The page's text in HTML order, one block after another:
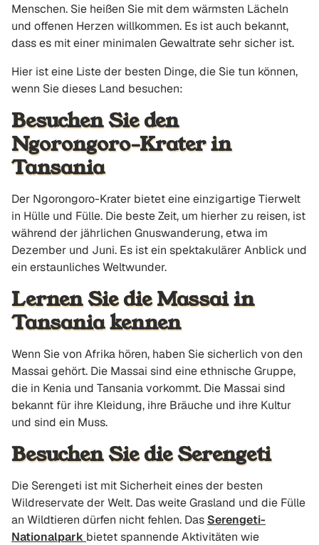
Menschen. Sie heißen Sie mit dem wärmsten Lächeln
und offenen Herzen willkommen. Es ist auch bekannt,
dass es mit einer minimalen Gewaltrate sehr sicher ist.
Hier ist eine Liste der besten Dinge, die Sie tun können,
wenn Sie dieses Land besuchen:
Besuchen Sie den
Ngorongoro-Krater in
Tansania
Der Ngorongoro-Krater bietet eine einzigartige Tierwelt
in Hülle und Fülle. Die beste Zeit, um hierher zu reisen, ist
während der jährlichen Gnuswanderung, etwa im
Dezember und Juni. Es ist ein spektakulärer Anblick und
ein erstaunliches Weltwunder.
Lernen Sie die Massai in
Tansania kennen
Wenn Sie von Afrika hören, haben Sie sicherlich von den
Massai gehört. Die Massai sind eine ethnische Gruppe,
die in Kenia und Tansania vorkommt. Die Massai sind
bekannt für ihre Kleidung, ihre Bräuche und ihre Kultur
und sind ein Muss.
Besuchen Sie die Serengeti
Die Serengeti ist mit Sicherheit eines der besten
Wildreservate der Welt. Das weite Grasland und die Fülle
an Wildtieren dürfen nicht fehlen. Das Serengeti-
Nationalpark bietet spannende Aktivitäten wie